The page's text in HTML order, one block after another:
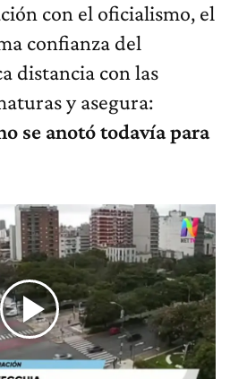
con el oficialismo, el
confianza del
distancia con las
y asegura:
se anotó todavía para